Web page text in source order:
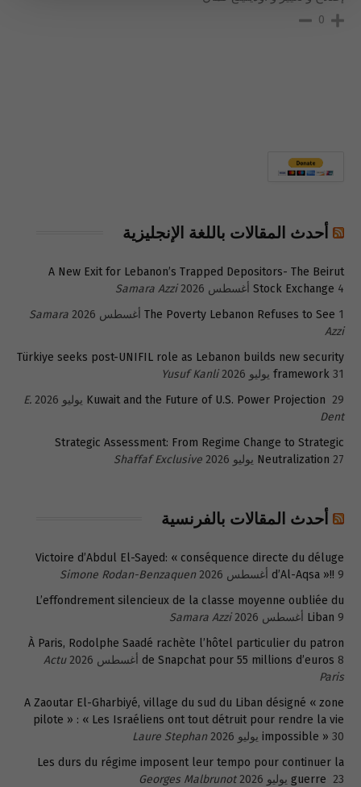
0
أحدث المقالات باللغة الإنجليزية
A New Exit for Lebanon’s Trapped Depositors- The Beirut
Stock Exchange 4 أغسطس 2026
Samara Azzi
The Poverty Lebanon Refuses to See 1 أغسطس 2026
Samara
Azzi
Türkiye seeks post-UNIFIL role as Lebanon builds new security
framework 31 يوليو 2026
Yusuf Kanli
Kuwait and the Future of U.S. Power Projection 29 يوليو 2026
E.
Dent
Strategic Assessment: From Regime Change to Strategic
Neutralization 27 يوليو 2026 Shaffaf Exclusive
أحدث المقالات بالفرنسية
Victoire d’Abdul El-Sayed: « conséquence directe du déluge
d’Al-Aqsa »!! 9 أغسطس 2026
Simone Rodan-Benzaquen
L’effondrement silencieux de la classe moyenne oubliée du
Liban 9 أغسطس 2026
Samara Azzi
À Paris, Rodolphe Saadé rachète l’hôtel particulier du patron
de Snapchat pour 55 millions d’euros 8 أغسطس 2026
Actu
Paris
A Zaoutar El-Gharbiyé, village du sud du Liban désigné « zone
pilote » : « Les Israéliens ont tout détruit pour rendre la vie
impossible » 30 يوليو 2026
Laure Stephan
Les durs du régime imposent leur tempo pour continuer la
guerre 23 يوليو 2026 Georges Malbrunot